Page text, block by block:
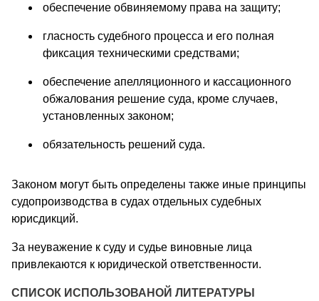
обеспечение обвиняемому права на защиту;
гласность судебного процесса и его полная
фиксация техническими средствами;
обеспечение апелляционного и кассационного
обжалования решение суда, кроме случаев,
установленных законом;
обязательность решений суда.
Законом могут быть определены также иные принципы
судопроизводства в судах отдельных судебных
юрисдикций.
За неуважение к суду и судье виновные лица
привлекаются к юридической ответственности.
СПИСОК ИСПОЛЬЗОВАНОЙ ЛИТЕРАТУРЫ